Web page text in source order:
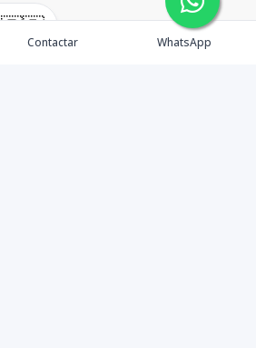
🇫🇷
Contactar WhatsApp